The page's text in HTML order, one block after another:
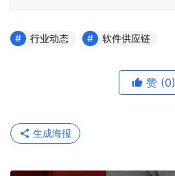
行业动态 软件供应链
赞 (0)
生成海报